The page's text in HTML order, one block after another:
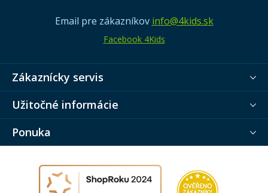
Email pre zákazníkov info@4kids.sk
Facebook 4Kids
Zákaznícky servis
Užitočné informácie
Ponuka